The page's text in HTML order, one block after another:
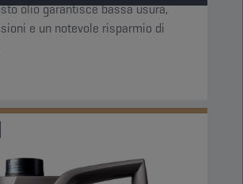
olio garantisce bassa usura,
e un notevole risparmio di